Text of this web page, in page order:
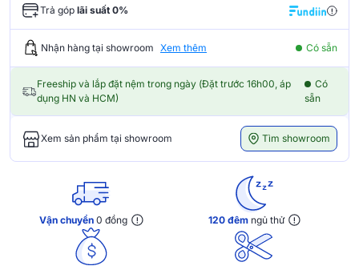
Trả góp lãi suất 0%
Nhận hàng tại showroom Xem thêm Có sẵn
Freeship và lắp đặt nệm trong ngày (Đặt trước 16h00, áp
dụng HN và HCM)
Có
sẵn
Xem sản phẩm tại showroom Tìm showroom
Vận chuyển 0 đồng 120 đêm ngủ thử